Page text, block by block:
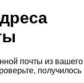
почты из вашего
получилось